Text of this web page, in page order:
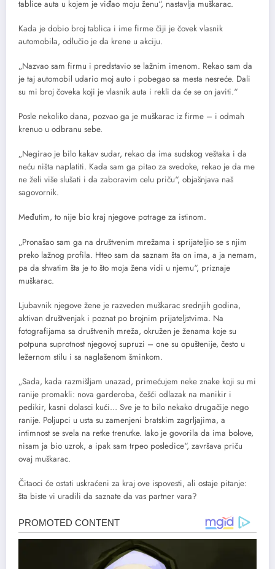
tablice auta u kojem je viđao moju ženu“, nastavlja muškarac.
Kada je dobio broj tablica i ime firme čiji je čovek vlasnik
automobila, odlučio je da krene u akciju.
„Nazvao sam firmu i predstavio se lažnim imenom. Rekao sam da
je taj automobil udario moj auto i pobegao sa mesta nesreće. Dali
su mi broj čoveka koji je vlasnik auta i rekli da će se on javiti.“
Posle nekoliko dana, pozvao ga je muškarac iz firme – i odmah
krenuo u odbranu sebe.
„Negirao je bilo kakav sudar, rekao da ima sudskog veštaka i da
neću ništa naplatiti. Kada sam ga pitao za svedoke, rekao je da me
ne želi više slušati i da zaboravim celu priču“, objašnjava naš
sagovornik.
Međutim, to nije bio kraj njegove potrage za istinom.
„Pronašao sam ga na društvenim mrežama i sprijateljio se s njim
preko lažnog profila. Hteo sam da saznam šta on ima, a ja nemam,
pa da shvatim šta je to što moja žena vidi u njemu“, priznaje
muškarac.
Ljubavnik njegove žene je razveden muškarac srednjih godina,
aktivan društvenjak i poznat po brojnim prijateljstvima. Na
fotografijama sa društvenih mreža, okružen je ženama koje su
potpuna suprotnost njegovoj supruzi – one su opuštenije, često u
ležernom stilu i sa naglašenom šminkom.
„Sada, kada razmišljam unazad, primećujem neke znake koji su mi
ranije promakli: nova garderoba, češći odlazak na manikir i
pedikir, kasni dolasci kući… Sve je to bilo nekako drugačije nego
ranije. Poljupci u usta su zamenjeni bratskim zagrljajima, a
intimnost se svela na retke trenutke. Iako je govorila da ima bolove,
nisam ja bio uzrok, a ipak sam trpeo posledice“, završava priču
ovaj muškarac.
Čitaoci će ostati uskraćeni za kraj ove ispovesti, ali ostaje pitanje:
šta biste vi uradili da saznate da vas partner vara?